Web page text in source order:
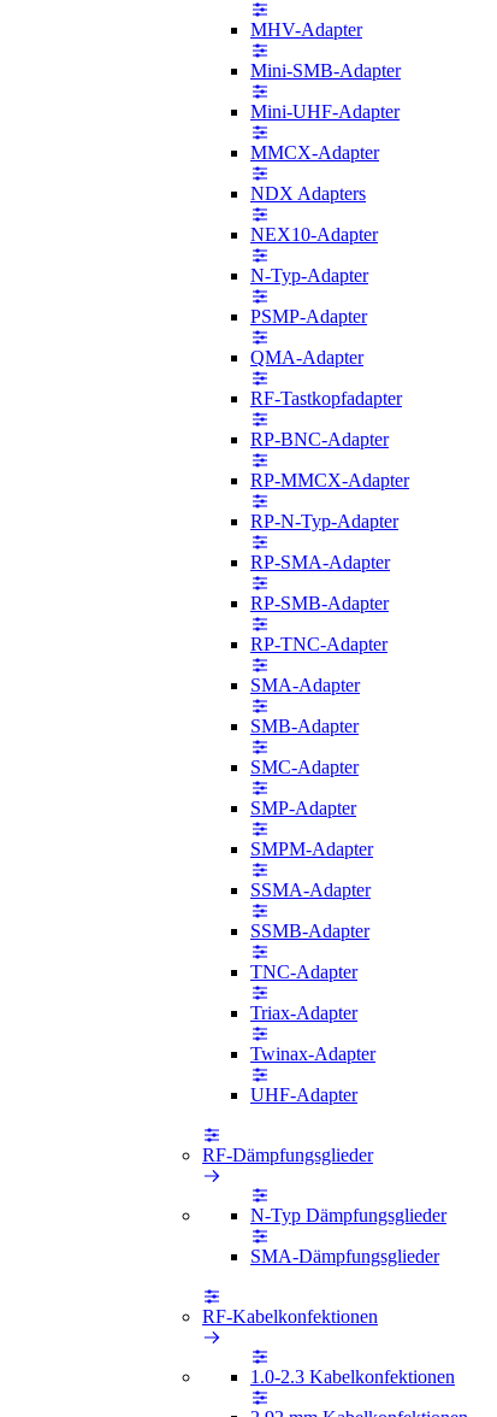
MHV-Adapter
Mini-SMB-Adapter
Mini-UHF-Adapter
MMCX-Adapter
NDX Adapters
NEX10-Adapter
N-Typ-Adapter
PSMP-Adapter
QMA-Adapter
RF-Tastkopfadapter
RP-BNC-Adapter
RP-MMCX-Adapter
RP-N-Typ-Adapter
RP-SMA-Adapter
RP-SMB-Adapter
RP-TNC-Adapter
SMA-Adapter
SMB-Adapter
SMC-Adapter
SMP-Adapter
SMPM-Adapter
SSMA-Adapter
SSMB-Adapter
TNC-Adapter
Triax-Adapter
Twinax-Adapter
UHF-Adapter
RF-Dämpfungsglieder
N-Typ Dämpfungsglieder
SMA-Dämpfungsglieder
RF-Kabelkonfektionen
1.0-2.3 Kabelkonfektionen